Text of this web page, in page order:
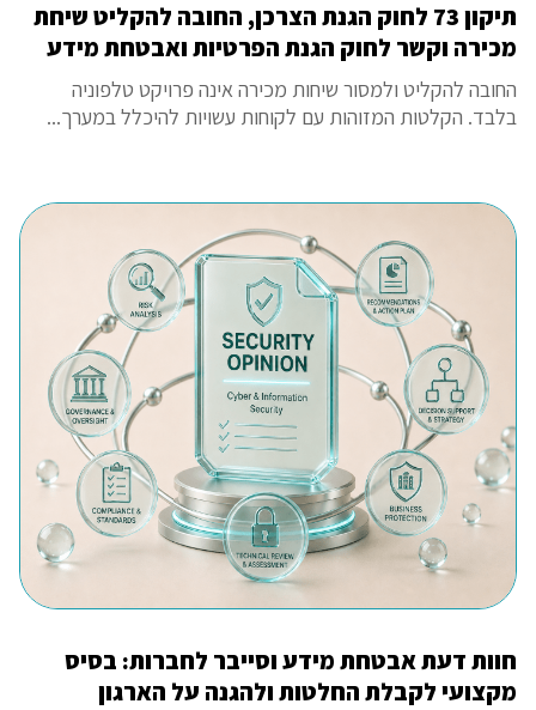
תיקון 73 לחוק הגנת הצרכן, החובה להקליט שיחת
מכירה וקשר לחוק הגנת הפרטיות ואבטחת מידע
החובה להקליט ולמסור שיחות מכירה אינה פרויקט טלפוניה
בלבד. הקלטות המזוהות עם לקוחות עשויות להיכלל במערך...
חוות דעת אבטחת מידע וסייבר לחברות: בסיס
מקצועי לקבלת החלטות ולהגנה על הארגון